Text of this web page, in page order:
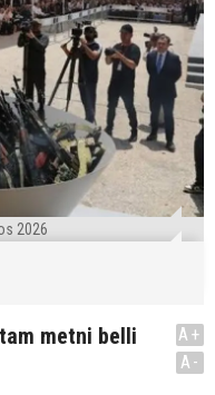
2026
metni belli
A+
A-